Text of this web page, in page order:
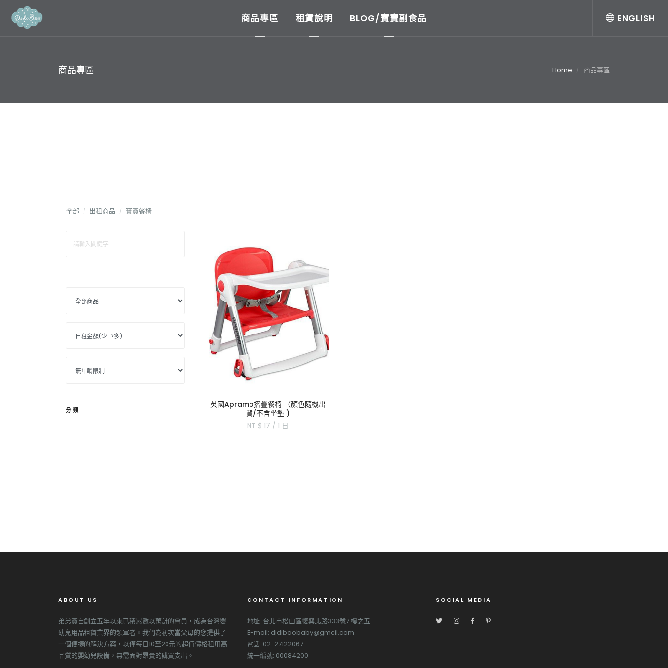
商品專區 租賃說明 BLOG/寶寶副食品 ENGLISH
商品專區 Home 商品專區
全部 出租商品 寶寶餐椅
分類
英國Apramo摺疊餐椅 （顏色隨機出
貨/不含坐墊 )
NT $ 17 / 1 日
ABOUT US
弟弟寶自創立五年以來已積累數以萬計的會員，成為台灣嬰
幼兒用品租賃業界的領軍者。我們為初次當父母的您提供了
一個便捷的解決方案，以僅每日10至20元的超值價格租用高
品質的嬰幼兒設備，無需面對昂貴的購買支出。
CONTACT INFORMATION
地址: 台北市松山區復興北路333號7 樓之五
E-mail: didibaobaby@gmail.com
電話: 02-27122067
統一編號: 00084200
SOCIAL MEDIA